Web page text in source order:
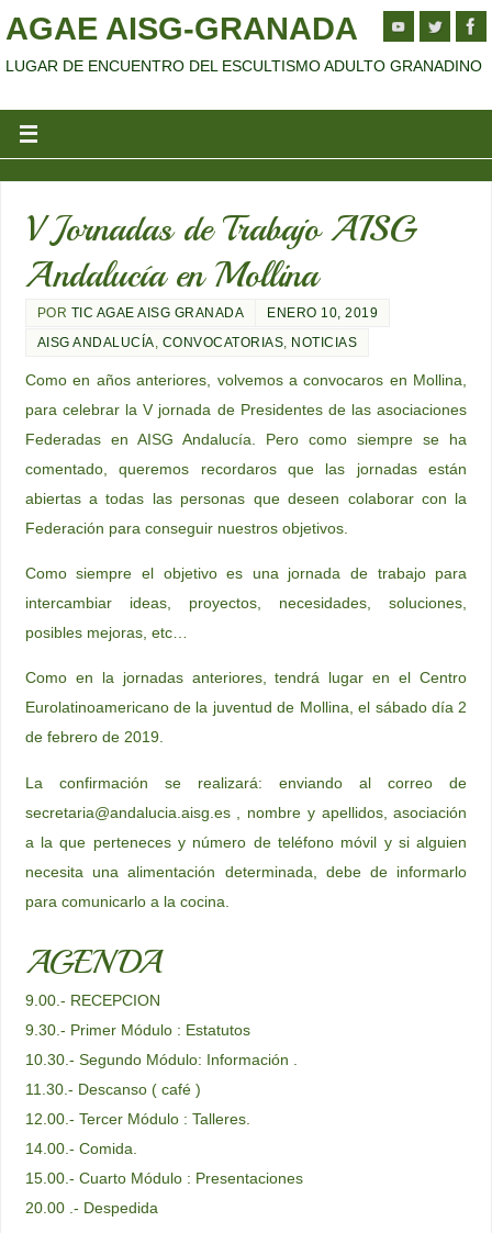
AGAE AISG-GRANADA
LUGAR DE ENCUENTRO DEL ESCULTISMO ADULTO GRANADINO
V Jornadas de Trabajo AISG
Andalucía en Mollina
POR TIC AGAE AISG GRANADA
ENERO 10, 2019
AISG ANDALUCÍA CONVOCATORIAS NOTICIAS
Como en años anteriores, volvemos a convocaros en Mollina,
para celebrar la V jornada de Presidentes de las asociaciones
Federadas en AISG Andalucía. Pero como siempre se ha
comentado, queremos recordaros que las jornadas están
abiertas a todas las personas que deseen colaborar con la
Federación para conseguir nuestros objetivos.
Como siempre el objetivo es una jornada de trabajo para
intercambiar ideas, proyectos, necesidades, soluciones,
posibles mejoras, etc…
Como en la jornadas anteriores, tendrá lugar en el Centro
Eurolatinoamericano de la juventud de Mollina, el sábado día 2
de febrero de 2019.
La confirmación se realizará: enviando al correo de
secretaria@andalucia.aisg.es , nombre y apellidos, asociación
a la que perteneces y número de teléfono móvil y si alguien
necesita una alimentación determinada, debe de informarlo
para comunicarlo a la cocina.
AGENDA
9.00.- RECEPCION
9.30.- Primer Módulo : Estatutos
10.30.- Segundo Módulo: Información .
11.30.- Descanso ( café )
12.00.- Tercer Módulo : Talleres.
14.00.- Comida.
15.00.- Cuarto Módulo : Presentaciones
20.00 .- Despedida